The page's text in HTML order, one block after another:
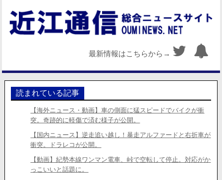
最新情報はこちらから→
読まれている記事
【海外ニュース・動画】車の側面に猛スピードでバイクが衝
突。奇跡的に軽傷で済む様子が公開。
【国内ニュース】逆走追い越し！暴走アルファードと右折車が
衝突。ドラレコが公開。
【動画】紀勢本線ワンマン電車、峠で空転して停止。対応がか
っこいいと話題に。